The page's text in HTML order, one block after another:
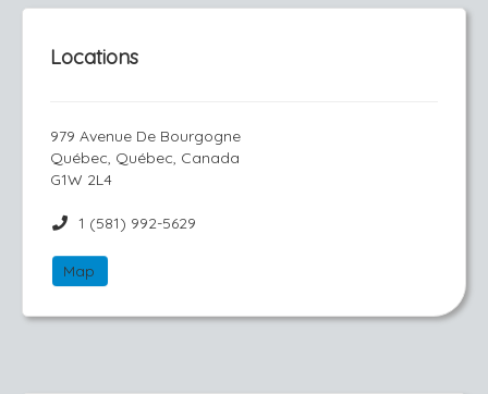
Locations
979 Avenue De Bourgogne
Québec, Québec, Canada
G1W 2L4
1 (581) 992-5629
Map